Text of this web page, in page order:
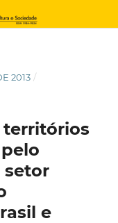
2013 /
territórios
setor
e